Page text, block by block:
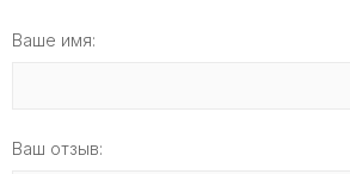
Ваше имя:
Ваш отзыв: